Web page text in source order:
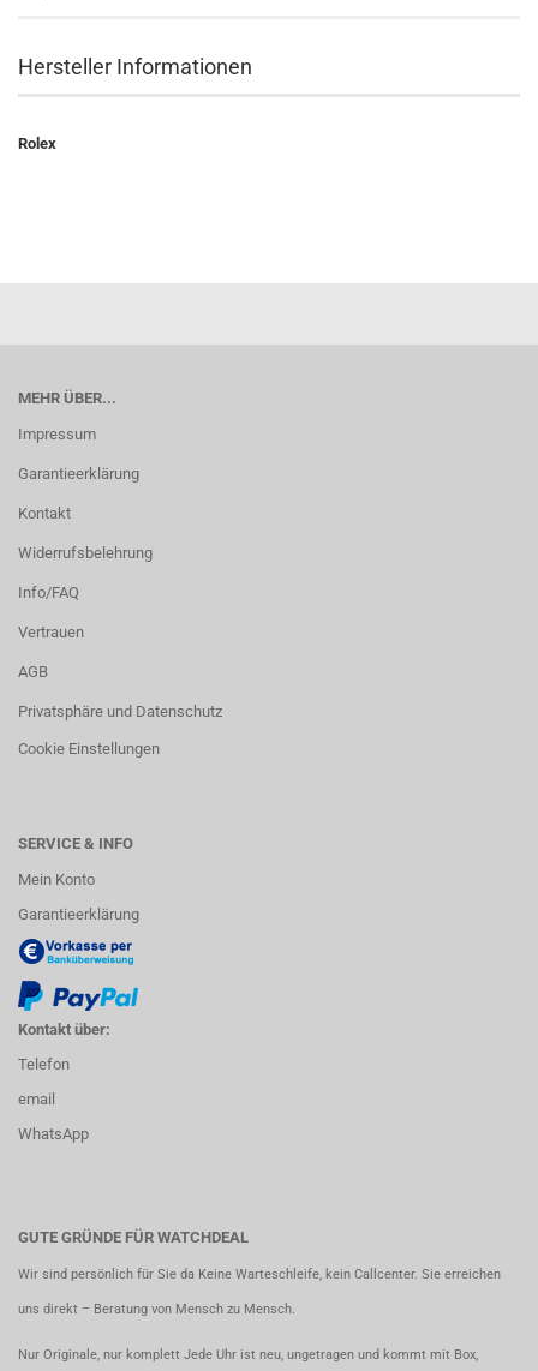
Hersteller Informationen
Rolex
MEHR ÜBER...
Impressum
Garantieerklärung
Kontakt
Widerrufsbelehrung
Info/FAQ
Vertrauen
AGB
Privatsphäre und Datenschutz
Cookie Einstellungen
SERVICE & INFO
Mein Konto
Garantieerklärung
Kontakt über:
Telefon
email
WhatsApp
GUTE GRÜNDE FÜR WATCHDEAL
Wir sind persönlich für Sie da Keine Warteschleife, kein Callcenter. Sie erreichen
uns direkt – Beratung von Mensch zu Mensch.
Nur Originale, nur komplett Jede Uhr ist neu, ungetragen und kommt mit Box,